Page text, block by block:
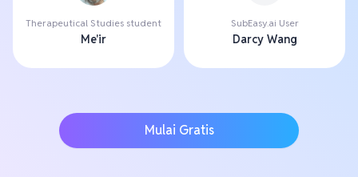
Therapeutical Studies student
Me'ir
SubEasy.ai User
Darcy Wang
Mulai Gratis